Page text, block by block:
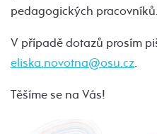
pedagogických pracovníků.
V případě dotazů prosím
eliska.novotna@osu.cz.
Těšíme se na Vás!